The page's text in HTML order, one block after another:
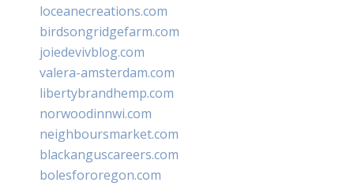
loceanecreations.com
birdsongridgefarm.com
joiedevivblog.com
valera-amsterdam.com
libertybrandhemp.com
norwoodinnwi.com
neighboursmarket.com
blackanguscareers.com
bolesfororegon.com